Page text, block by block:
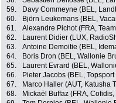
59.
Davy Commeyne (BEL,
60.
Björn Leukemans (BEL,
61.
Alexandre Pichot (FRA,
62.
Laurent Didier (LUX,
63.
Antoine Demoitie (BEL,
64.
Boris Dron (BEL, Wallonie
65.
Laurent Evrard (BEL,
66.
Pieter Jacobs (BEL,
67.
Marco Haller (AUT, Katusha
68.
Mickaël Buffaz (FRA,